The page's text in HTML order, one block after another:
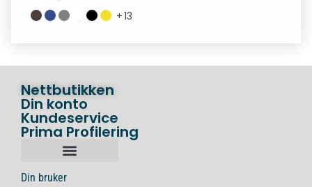
+13
Nettbutikken
Din konto
Kundeservice
Prima Profilering
Din bruker